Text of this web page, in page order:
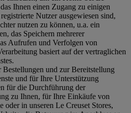
Ihnen einen Zugang zu einigen
Nutzer ausgewiesen sind,
nutzen zu können, u.a. ein
das Speichern mehrerer
Aufrufen und Verfolgen von
basiert auf der vertraglichen
und zur Bereitstellung
und für Ihre Unterstützung
für die Durchführung der
zu Ihnen, für Ihre Einkäufe von
oder in unseren Le Creuset Stores,